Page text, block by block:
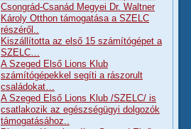
Csongrád-Csanád Megyei Dr. Waltner
Károly Otthon támogatása a SZELC
részéről..
Kiszállította az első 15 számítógépet a
SZELC…
A Szeged Első Lions Klub
számítógépekkel segíti a rászorult
családokat…
A Szeged Első Lions Klub /SZELC/ is
csatlakozik az egészségügyi dolgozók
támogatásához..